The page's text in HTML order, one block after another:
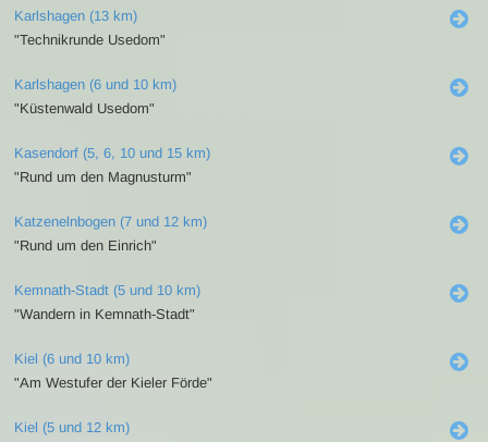
Karlshagen (13 km)
"Technikrunde Usedom"
Karlshagen (6 und 10 km)
"Küstenwald Usedom"
Kasendorf (5, 6, 10 und 15 km)
"Rund um den Magnusturm"
Katzenelnbogen (7 und 12 km)
"Rund um den Einrich"
Kemnath-Stadt (5 und 10 km)
"Wandern in Kemnath-Stadt"
Kiel (6 und 10 km)
"Am Westufer der Kieler Förde"
Kiel (5 und 12 km)